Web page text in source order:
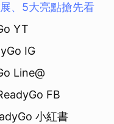
、5大亮點搶先看
YT
IG
Line@
FB
小紅書